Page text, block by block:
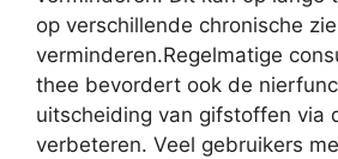
op verschillende chronische
verminderen.Regelmatige
thee bevordert ook de
uitscheiding van gifstoffen via
verbeteren. Veel gebruikers